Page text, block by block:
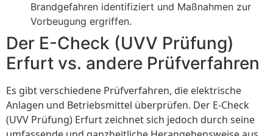
Brandgefahren identifiziert und Maßnahmen zur
Vorbeugung ergriffen.
Der E-Check (UVV Prüfung)
Erfurt vs. andere Prüfverfahren
Es gibt verschiedene Prüfverfahren, die elektrische
Anlagen und Betriebsmittel überprüfen. Der E-Check
(UVV Prüfung) Erfurt zeichnet sich jedoch durch seine